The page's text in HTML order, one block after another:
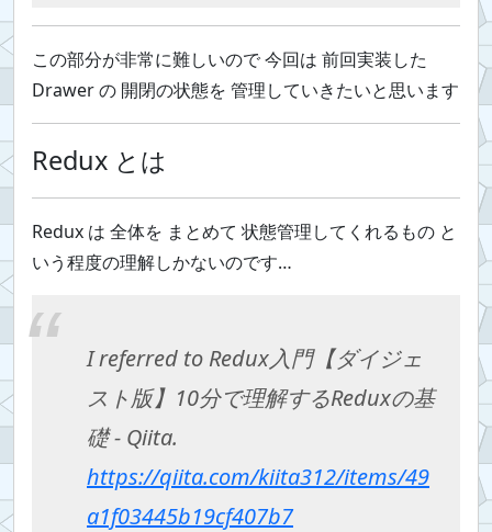
この部分が非常に難しいので 今回は 前回実装した
Drawer の 開閉の状態を 管理していきたいと思います
Redux とは
Redux は 全体を まとめて 状態管理してくれるもの と
いう程度の理解しかないのです…
I referred to Redux入門【ダイジェ
スト版】10分で理解するReduxの基
礎 - Qiita.
https://qiita.com/kiita312/items/49
a1f03445b19cf407b7